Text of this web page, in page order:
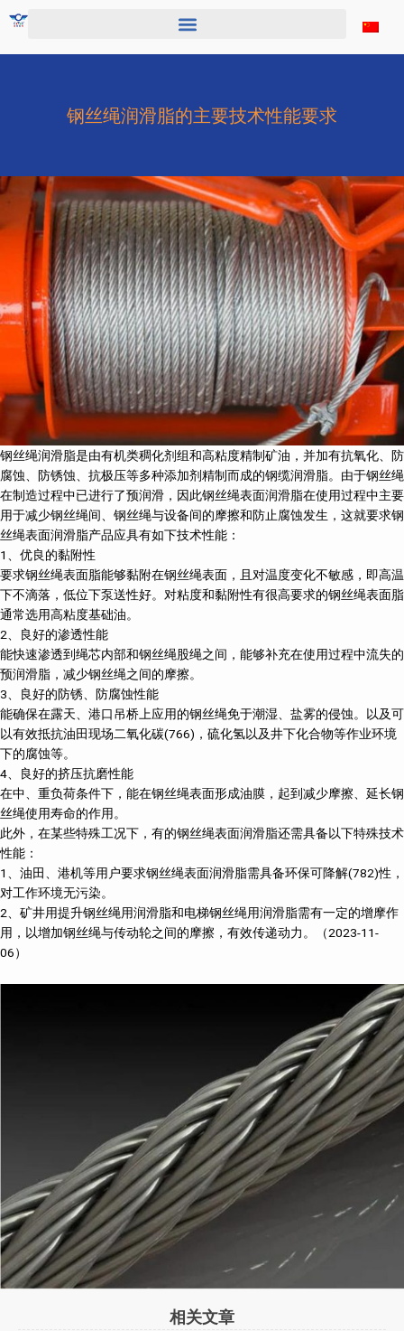
钢丝绳润滑脂的主要技术性能要求
钢丝绳润滑脂是由有机类稠化剂组和高粘度精制矿油，并加有抗氧化、防
腐蚀、防锈蚀、抗极压等多种添加剂精制而成的钢缆润滑脂。由于钢丝绳
在制造过程中已进行了预润滑，因此钢丝绳表面润滑脂在使用过程中主要
用于减少钢丝绳间、钢丝绳与设备间的摩擦和防止腐蚀发生，这就要求钢
丝绳表面润滑脂产品应具有如下技术性能：
1、优良的黏附性
要求钢丝绳表面脂能够黏附在钢丝绳表面，且对温度变化不敏感，即高温
下不滴落，低位下泵送性好。对粘度和黏附性有很高要求的钢丝绳表面脂
通常选用高粘度基础油。
2、良好的渗透性能
能快速渗透到绳芯内部和钢丝绳股绳之间，能够补充在使用过程中流失的
预润滑脂，减少钢丝绳之间的摩擦。
3、良好的防锈、防腐蚀性能
能确保在露天、港口吊桥上应用的钢丝绳免于潮湿、盐雾的侵蚀。以及可
以有效抵抗油田现场二氧化碳(766)，硫化氢以及井下化合物等作业环境
下的腐蚀等。
4、良好的挤压抗磨性能
在中、重负荷条件下，能在钢丝绳表面形成油膜，起到减少摩擦、延长钢
丝绳使用寿命的作用。
此外，在某些特殊工况下，有的钢丝绳表面润滑脂还需具备以下特殊技术
性能：
1、油田、港机等用户要求钢丝绳表面润滑脂需具备环保可降解(782)性，
对工作环境无污染。
2、矿井用提升钢丝绳用润滑脂和电梯钢丝绳用润滑脂需有一定的增摩作
用，以增加钢丝绳与传动轮之间的摩擦，有效传递动力。（2023-11-
06）
相关文章